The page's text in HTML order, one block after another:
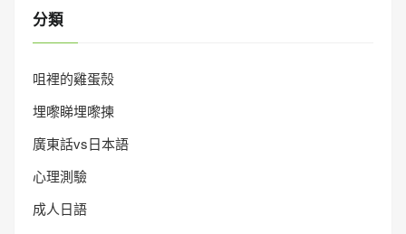
分類
咀裡的雞蛋殼
埋嚟睇埋嚟揀
廣東話vs日本語
心理測驗
成人日語